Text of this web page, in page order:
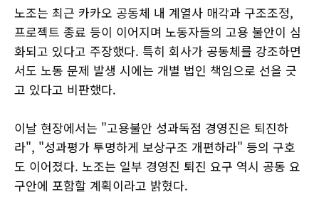
노조는 최근 카카오 공동체 내 계열사 매각과 구조조정,
프로젝트 종료 등이 이어지며 노동자들의 고용 불안이 심
화되고 있다고 주장했다. 특히 회사가 공동체를 강조하면
서도 노동 문제 발생 시에는 개별 법인 책임으로 선을 긋
고 있다고 비판했다.
이날 현장에서는 "고용불안 성과독점 경영진은 퇴진하
라", "성과평가 투명하게 보상구조 개편하라" 등의 구호
도 이어졌다. 노조는 일부 경영진 퇴진 요구 역시 공동 요
구안에 포함할 계획이라고 밝혔다.